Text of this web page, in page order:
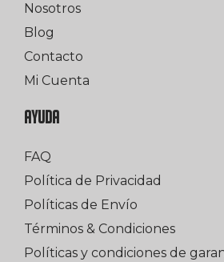
Nosotros
Blog
Contacto
Mi Cuenta
AYUDA
FAQ
Política de Privacidad
Políticas de Envío
Términos & Condiciones
Políticas y condiciones de